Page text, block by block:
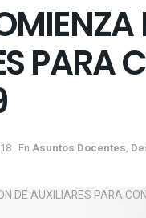
PARA
En Asuntos Docentes,